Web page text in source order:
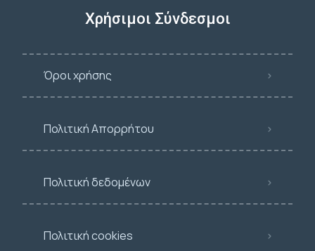
Χρήσιμοι Σύνδεσμοι
Όροι χρήσης
Πολιτική Απορρήτου
Πολιτική δεδομένων
Πολιτική cookies